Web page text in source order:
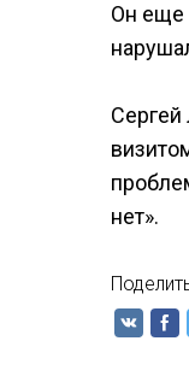
Он еще
нет».